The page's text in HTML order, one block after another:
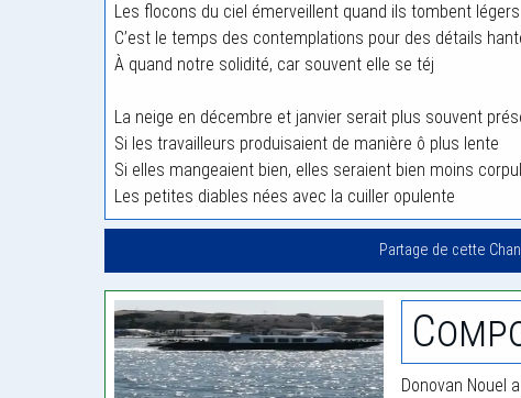
Les flocons du ciel émerveillent quand ils tombent légers
C’est le temps des contemplations pour des détails
À quand notre solidité, car souvent elle se téj
La neige en décembre et janvier serait plus souvent
Si les travailleurs produisaient de manière ô plus lente
Si elles mangeaient bien, elles seraient bien moins
Les petites diables nées avec la cuiller opulente
Partage de cette
Donovan Nouel